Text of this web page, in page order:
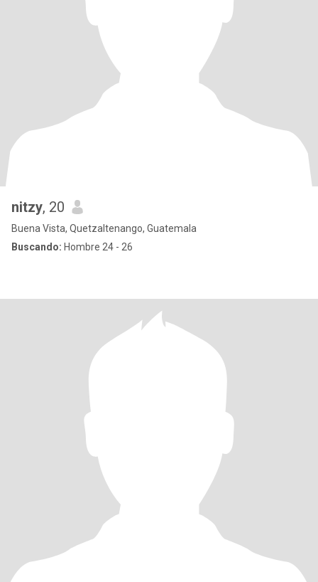
nitzy, 20
Buena Vista, Quetzaltenango, Guatemala
Buscando: Hombre 24 - 26